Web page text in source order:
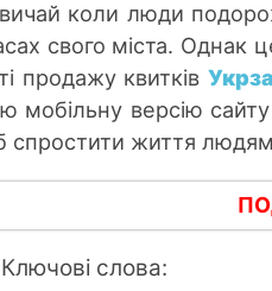
коли люди
свого міста. Однак
продажу квитків
мобільну версію
спростити життя
Ключові слова: